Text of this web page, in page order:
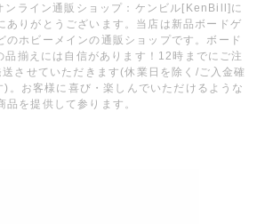
ンライン通販ショップ：ケンビル[KenBill]に
ありがとうございます。当店は新品ボードゲ
のホビーメインの通販ショップです。ボード
品揃えには自信があります！12時までにご注
させていただきます(休業日を除く/ご入金確
。お客様に喜び・楽しんでいただけるような
品を提供して参ります。